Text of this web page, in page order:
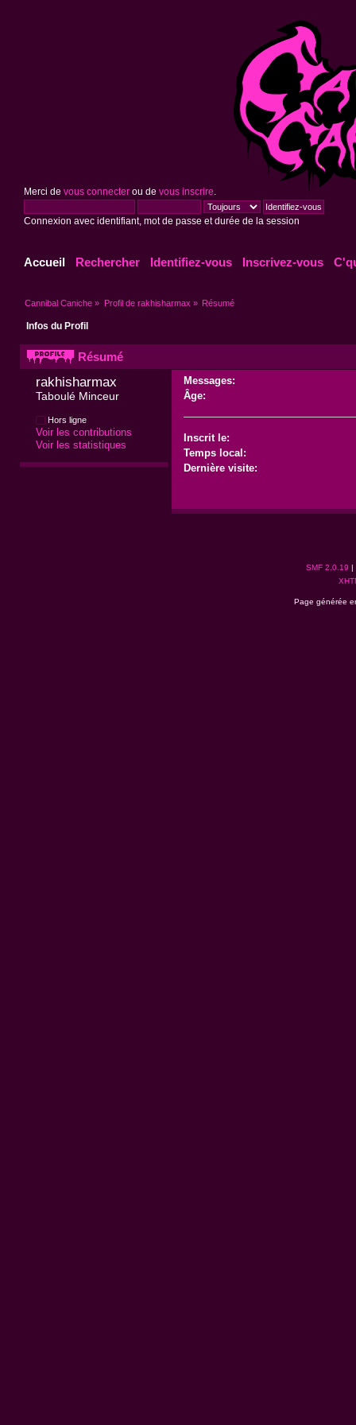
Merci de vous connecterou de vous inscrire
Connexion avec identifiant, mot de passe et durée de la session
Accueil Rechercher Identifiez-vous Inscrivez-vous
Cannibal Caniche » Profil de rakhisharmax » Résumé
Infos du Profil
Résumé
rakhisharmax
Taboulé Minceur
Hors ligne
Voir les contributions
Voir les statistiques
Messages:
Âge:
Inscrit le:
Temps local:
Dernière visite:
SMF 2.0.19 |
Page générée